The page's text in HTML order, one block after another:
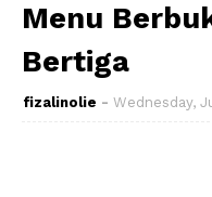
Menu
Bertiga
fizalinolie Wednesday,